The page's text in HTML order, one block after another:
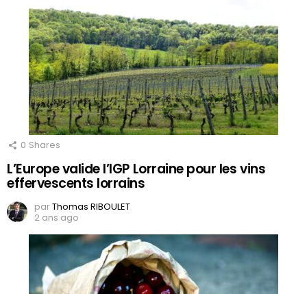
0 Shares
L’Europe valide l’IGP Lorraine pour les vins
effervescents lorrains
parThomas RIBOULET
2 ans ago